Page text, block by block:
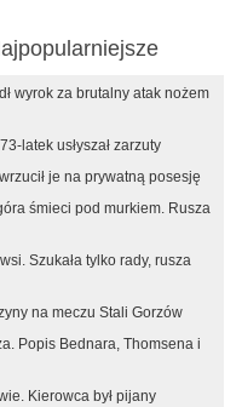
wyrok za brutalny atak nożem
latek usłyszał zarzuty
je na prywatną posesję
śmieci pod murkiem. Rusza
Szukała tylko rady, rusza
na meczu Stali Gorzów
Popis Bednara, Thomsena i
Kierowca był pijany